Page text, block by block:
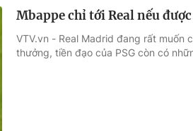
Mbappe chỉ tới Real nếu
VTV.vn - Real Madrid đang rất muốn
thưởng, tiền đạo của PSG còn có